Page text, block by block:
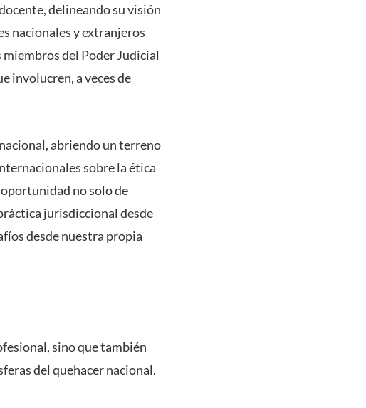
delineando su visión
nacionales y extranjeros
del Poder Judicial
involucren, a veces de
abriendo un terreno
sobre la ética
no solo de
jurisdiccional desde
desde nuestra propia
sino que también
del quehacer nacional.